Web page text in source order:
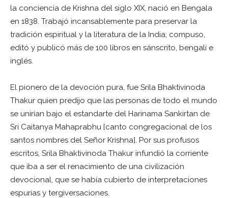
la conciencia de Krishna del siglo XIX, nació en Bengala
en 1838. Trabajó incansablemente para preservar la
tradición espiritual y la literatura de la India; compuso,
editó y publicó más de 100 libros en sánscrito, bengalí e
inglés.
El pionero de la devoción pura, fue Srila Bhaktivinoda
Thakur quien predijo que las personas de todo el mundo
se unirían bajo el estandarte del Harinama Sankirtan de
Sri Caitanya Mahaprabhu [canto congregacional de los
santos nombres del Señor Krishna]. Por sus profusos
escritos, Srila Bhaktivinoda Thakur infundió la corriente
que iba a ser el renacimiento de una civilización
devocional, que se había cubierto de interpretaciones
espurias y tergiversaciones.